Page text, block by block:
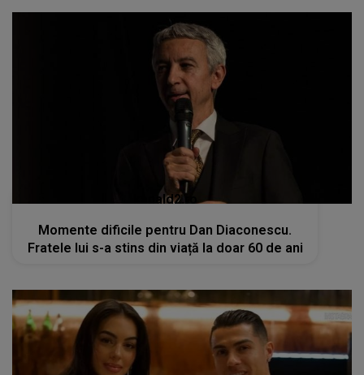
kanald2.ro
Momente dificile pentru Dan Diaconescu.
Fratele lui s-a stins din viață la doar 60 de ani